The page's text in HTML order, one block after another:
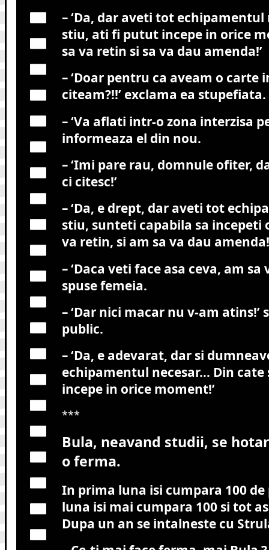
– ‘Da, dar aveti tot echipamentul
stiu, ati fi putut incepe in orice
sa va retin si sa va dau amenda!’
– ‘Doar pentru ca aveam o carte
citeam?!!’ exclama ea stupefiata.
– ‘Va aflati intr-o zona interzisa
informeaza el din nou.
– ‘Imi pare rau, domnule ofiter,
ci citesc!’
– ‘Da, e drept, dar aveti tot
stiu, sunteti capabila sa incepeti
va retin, si am sa va dau
– ‘Daca veti face asa ceva, am sa
spuse femeia.
– ‘Dar nici macar nu v-am atins!’
public.
– ‘Da, e adevarat, dar si
echipamentul necesar… Din
incepe in orice moment!’
***
Bula, neavand studii, se
o ferma.
In prima luna isi cumpara 100 de
luna isi mai cumpara 100 si tot
Dupa un an se intalneste cu